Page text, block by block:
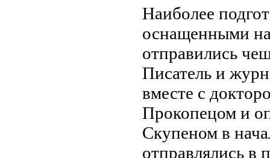
Наиболее
оснащенными
отправились
Писатель и
вместе с
Прокопецом и
Скупеном в
отправлялись в